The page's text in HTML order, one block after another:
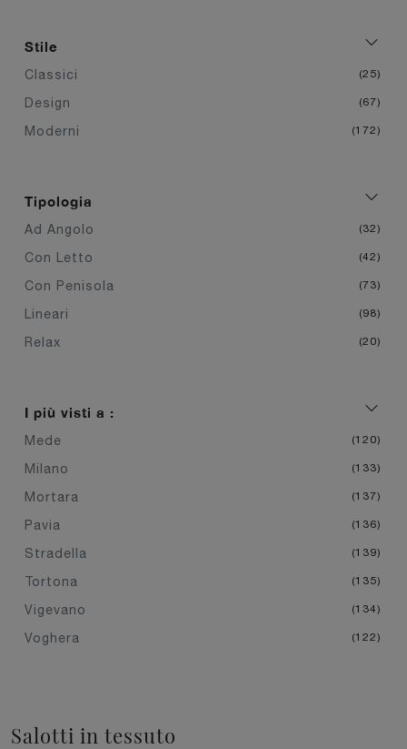
Stile
Classici 25
Design 67
Moderni 172
Tipologia
Ad Angolo 32
Con Letto 42
Con Penisola 73
Lineari 98
Relax 20
I più visti a :
Mede 120
Milano 133
Mortara 137
Pavia 136
Stradella 139
Tortona 135
Vigevano 134
Voghera 122
Salotti in tessuto